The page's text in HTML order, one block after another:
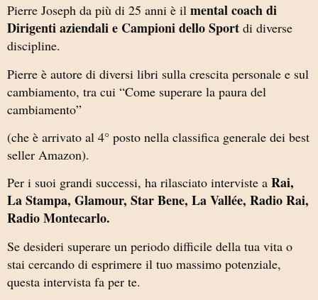
Pierre Joseph da più di 25 anni è il mental coach di
Dirigenti aziendali e Campioni dello Sport di diverse
discipline.
Pierre è autore di diversi libri sulla crescita personale e sul
cambiamento, tra cui “Come superare la paura del
cambiamento”
(che è arrivato al 4° posto nella classifica generale dei best
seller Amazon).
Per i suoi grandi successi, ha rilasciato interviste a Rai,
La Stampa, Glamour, Star Bene, La Vallée, Radio Rai,
Radio Montecarlo.
Se desideri superare un periodo difficile della tua vita o
stai cercando di esprimere il tuo massimo potenziale,
questa intervista fa per te.